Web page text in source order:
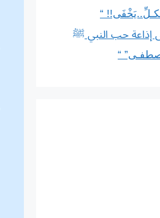
“
إذاعة حب النبي ﷺ
“